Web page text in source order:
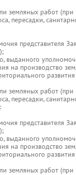
земляных работ (при
пересадки,
представителя
выданного
на производство
земляных работ (при
пересадки,
представителя
выданного
на производство
земляных работ (при